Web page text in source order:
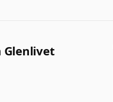
Glenlivet